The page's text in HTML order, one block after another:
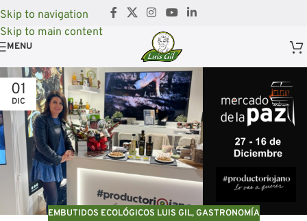
Skip to navigation
Skip to main content
MENU
01
DIC
EMBUTIDOS ECOLÓGICOS LUIS GIL,GASTRONOMÍA